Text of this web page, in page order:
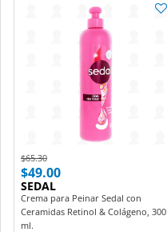
Price reduced from
$65.30to
$49.00
SEDAL
Crema para Peinar Sedal con
Ceramidas Retinol & Colágeno, 300
ml.